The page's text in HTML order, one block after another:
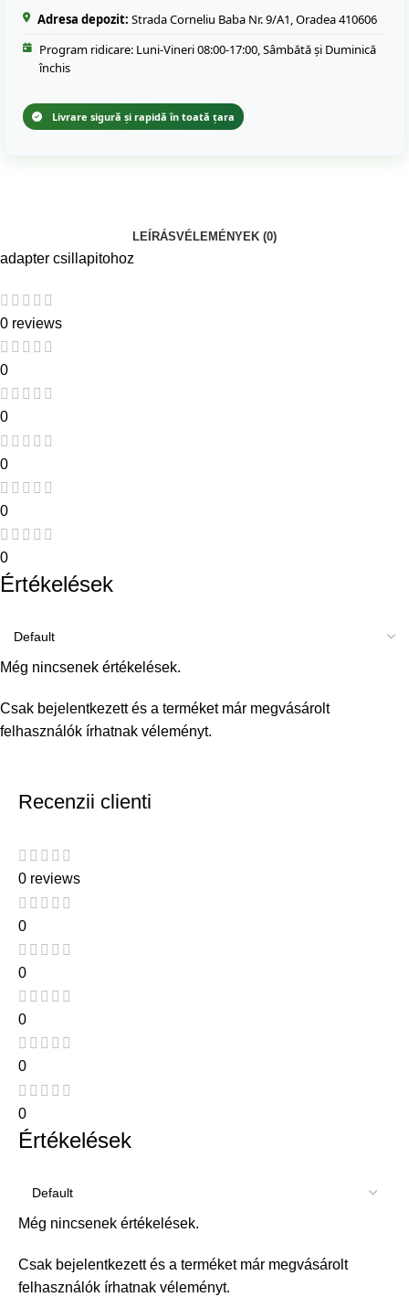
Adresa depozit: Strada Corneliu Baba Nr. 9/A1, Oradea 410606
Program ridicare: Luni-Vineri 08:00-17:00, Sâmbătă și Duminică
închis
Livrare sigură și rapidă în toată țara
LEÍRÁSVÉLEMÉNYEK (0)
adapter csillapitohoz
0 reviews
0
0
0
0
0
Értékelések
Még nincsenek értékelések.
Csak bejelentkezett és a terméket már megvásárolt
felhasználók írhatnak véleményt.
Recenzii clienti
0 reviews
0
0
0
0
0
Értékelések
Még nincsenek értékelések.
Csak bejelentkezett és a terméket már megvásárolt
felhasználók írhatnak véleményt.